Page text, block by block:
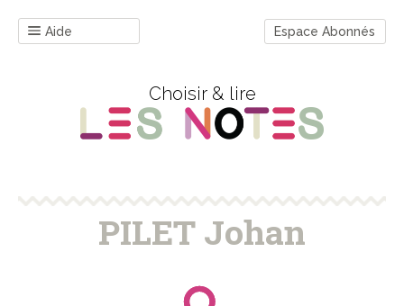
Aide Espace Abonnés
Choisir & lire
PILET Johan